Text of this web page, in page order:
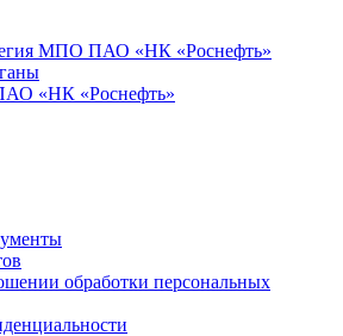
МПО ПАО «НК «Роснефть»
«НК «Роснефть»
обработки персональных